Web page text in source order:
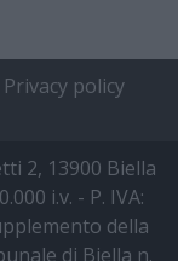
Privacy policy
2, 13900 Biella
i.v. - P. IVA:
della
di Biella n.